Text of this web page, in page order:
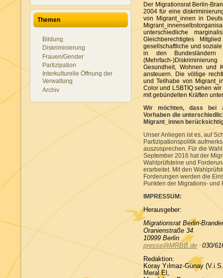
Themen
Bildung
Diskriminierung
Frauen/Gender
Partizipation
Interkulturelle Öffnung der
Verwaltung
Archiv
Der Migrationsrat Berlin-
2004 für eine
von Migrant_innen in
unterschiedliche
Gleichberechtigtes
gesellschaftliche und
in den Bundesländern
(Mehrfach-
Gesundheit, Wohnen und
ansteuern. Die völlige
und Teilhabe von
Color und LSBTIQ sehen
mit gebündelten Kräften
Wir möchten, dass bei
Vorhaben die
Migrant_innen
Unser Anliegen ist es, auf
Partizipationspolitik
auszusprechen. Für die
September 2016 hat der
Wahlprüfsteine und
erarbeitet. Mit den
Forderungen werden die
Punkten der Migrations-
IMPRESSUM:
Herausgeber:
Migrationsrat Berlin-
Oranienstraße 34
10999 Berlin
presse@MRBB.de · 030/
Redaktion:
Koray Yılmaz-Günay
Meral El,